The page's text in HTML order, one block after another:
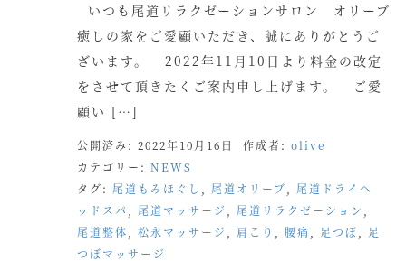
いつも尾道リラクゼーションサロン オリーブ
癒しの家をご愛顧いただき、誠にありがとうご
ざいます。 2022年11月10日より料金の改定
をさせて頂きたくご案内申し上げます。 ご愛
顧い […]
公開済み: 2022年10月16日 作成者: olive
カテゴリー: NEWS
タグ: 尾道もみほぐし 尾道オリーブ
尾道ドライヘ
ッドスパ
尾道マッサージ 尾道リラクゼーション
尾道整体
松永マッサージ 肩こり 腰痛 足つぼ
足
つぼマッサージ